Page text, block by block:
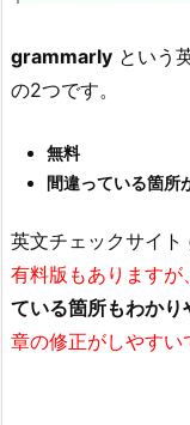
grammarly という
の2つです。
無料
間違っている箇所
英文チェックサイト
有料版もありますが
ている箇所もわかり
章の修正がしやすい